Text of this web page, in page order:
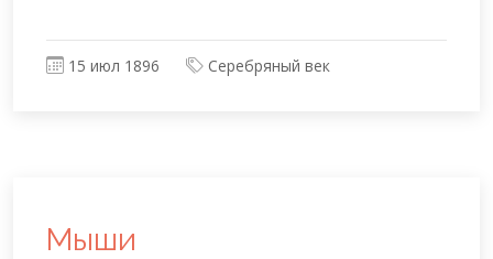
15 июл 1896 Серебряный век
Мыши